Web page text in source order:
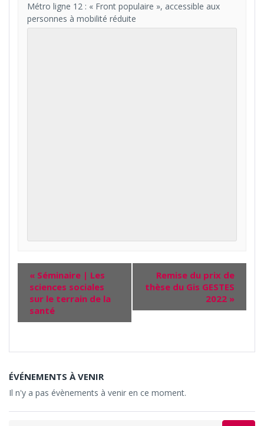
Métro ligne 12 : « Front populaire », accessible aux
personnes à mobilité réduite
« Séminaire | Les
sciences sociales
sur le terrain de la
santé
Remise du prix de
thèse du Gis GESTES
2022 »
ÉVÉNEMENTS À VENIR
Il n'y a pas évènements à venir en ce moment.